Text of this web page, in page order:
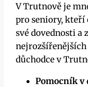
V Trutnově je
pro seniory,
své dovednosti a
důchodce v
Pomocník v